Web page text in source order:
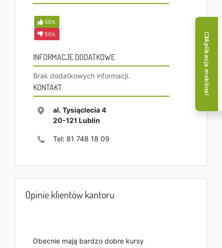
50%
50%
INFORMACJE DODATKOWE
Brak dodatkowych informacji.
KONTAKT
al. Tysiąclecia 4
20-121 Lublin
Tel: 81 748 18 09
Opinie klientów kantoru
Obecnie mają bardzo dobre kursy
Aplikacja mobilna!